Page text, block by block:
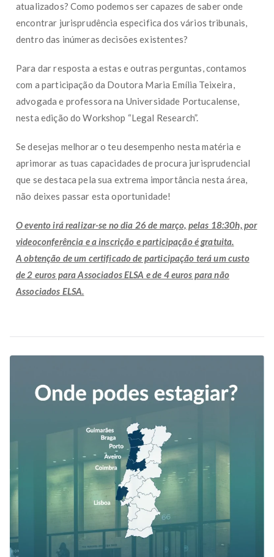
atualizados? Como podemos ser capazes de saber onde
encontrar jurisprudência especifica dos vários tribunais,
dentro das inúmeras decisões existentes?
Para dar resposta a estas e outras perguntas, contamos
com a participação da Doutora Maria Emília Teixeira,
advogada e professora na Universidade Portucalense,
nesta edição do Workshop “Legal Research”.
Se desejas melhorar o teu desempenho nesta matéria e
aprimorar as tuas capacidades de procura jurisprudencial
que se destaca pela sua extrema importância nesta área,
não deixes passar esta oportunidade!
O evento irá realizar-se no dia 26 de março, pelas 18:30h, por
videoconferência e a inscrição e participação é gratuita.
A obtenção de um certificado de participação terá um custo
de 2 euros para Associados ELSA e de 4 euros para não
Associados ELSA.